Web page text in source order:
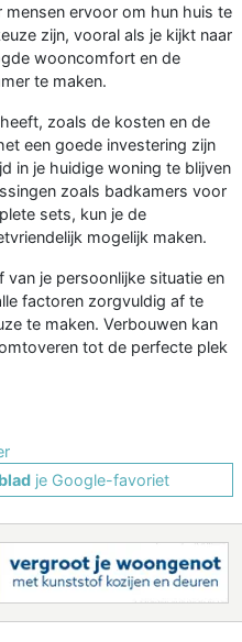
ervoor om hun huis te
zijn, vooral als je kijkt naar
wooncomfort en de
te maken.
zoals de kosten en de
een goede investering zijn
in je huidige woning te blijven
zoals badkamers voor
sets, kun je de
mogelijk maken.
je persoonlijke situatie en
factoren zorgvuldig af te
te maken. Verbouwen kan
tot de perfecte plek
je Google-favoriet